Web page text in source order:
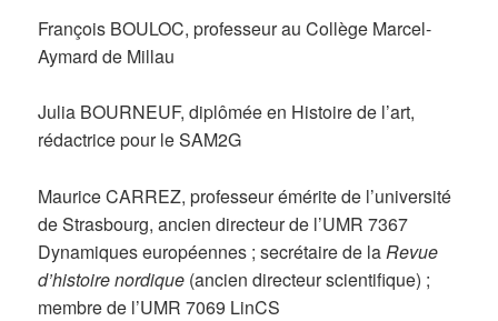
François BOULOC, professeur au Collège Marcel-
Aymard de Millau
Julia BOURNEUF, diplômée en Histoire de l’art,
rédactrice pour le SAM2G
Maurice CARREZ, professeur émérite de l’université
de Strasbourg, ancien directeur de l’UMR 7367
Dynamiques européennes ; secrétaire de laRevue
d’histoire nordique (ancien directeur scientifique) ;
membre de l’UMR 7069 LinCS